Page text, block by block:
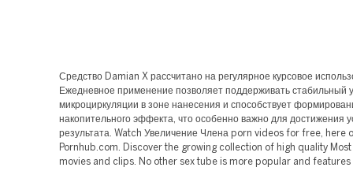
Средство Damian X рассчитано на регулярное курсовое
Ежедневное применение позволяет поддерживать стабильный
микроциркуляции в зоне нанесения и способствует
накопительного эффекта, что особенно важно для достижения
результата. Watch Увеличение Члена porn videos for free, here
Pornhub.com. Discover the growing collection of high quality Most
movies and clips. No other sex tube is more popular and features